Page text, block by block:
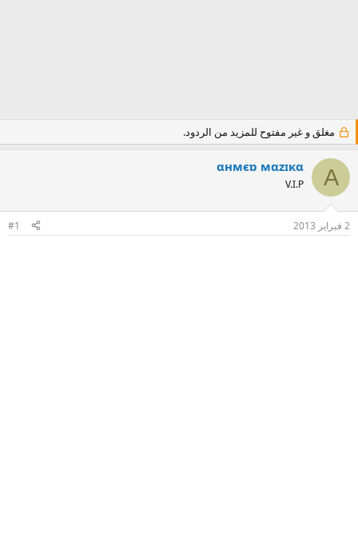
مغلق و غير مفتوح للمزيد من الردود.
Α
αнмєɒ мαzɪĸα
V.I.P
2 فبراير 2013 #1